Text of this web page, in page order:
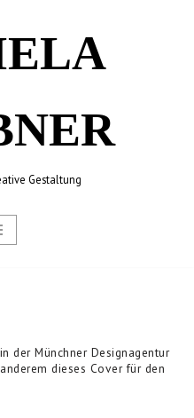
Gestaltung
der Münchner Designagentur
dieses Cover für den